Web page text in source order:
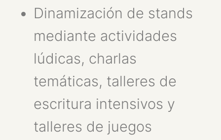
Dinamización de stands
mediante actividades
lúdicas, charlas
temáticas, talleres de
escritura intensivos y
talleres de juegos